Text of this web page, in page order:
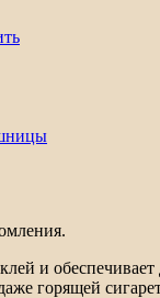
и
горящей